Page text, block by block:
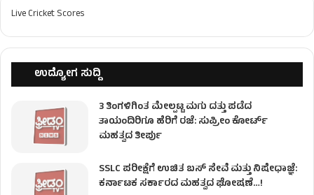
Live Cricket Scores
ಉದ್ಯೋಗ ಸುದ್ದಿ
3 ತಿಂಗಳಿಗಿಂತ ಮೇಲ್ಪಟ್ಟ ಮಗು ದತ್ತು ಪಡೆದ
ತಾಯಂದಿರಿಗೂ ಹೆರಿಗೆ ರಜೆ: ಸುಪ್ರೀಂ ಕೋರ್ಟ್
ಮಹತ್ವದ ತೀರ್ಪು
SSLC ಪರೀಕ್ಷೆಗೆ ಉಚಿತ ಬಸ್ ಸೇವೆ ಮತ್ತು ನಿಷೇಧಾಜ್ಞೆ:
ಕರ್ನಾಟಕ ಸರ್ಕಾರದ ಮಹತ್ವದ ಘೋಷಣೆ…!